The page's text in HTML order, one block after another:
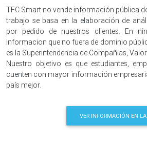
TFC Smart no vende información pública
trabajo se basa en la elaboración de
por pedido de nuestros clientes. En
informacion que no fuera de dominio
es la Superintendencia de Compañias,
Nuestro objetivo es que estudiantes,
cuenten con mayor información
país mejor.
VER INFORMACIÓN EN